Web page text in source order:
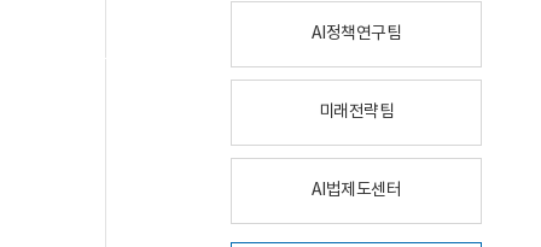
AI정책연구팀
미래전략팀
AI법제도센터